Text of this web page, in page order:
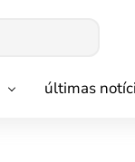
últimas